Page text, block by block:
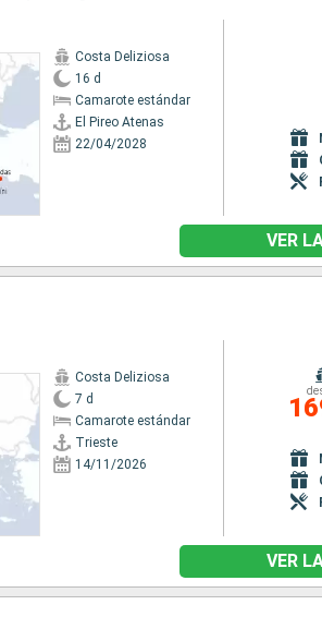
Costa Deliziosa
16 d
Camarote estándar
El Pireo Atenas
22/04/2028
VER
Costa Deliziosa
7 d
Camarote estándar
Trieste
14/11/2026
VER